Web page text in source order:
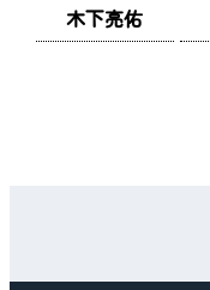
木下亮佑